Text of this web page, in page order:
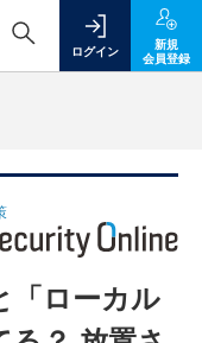
ログイン
新規
会員登録
「ローカル